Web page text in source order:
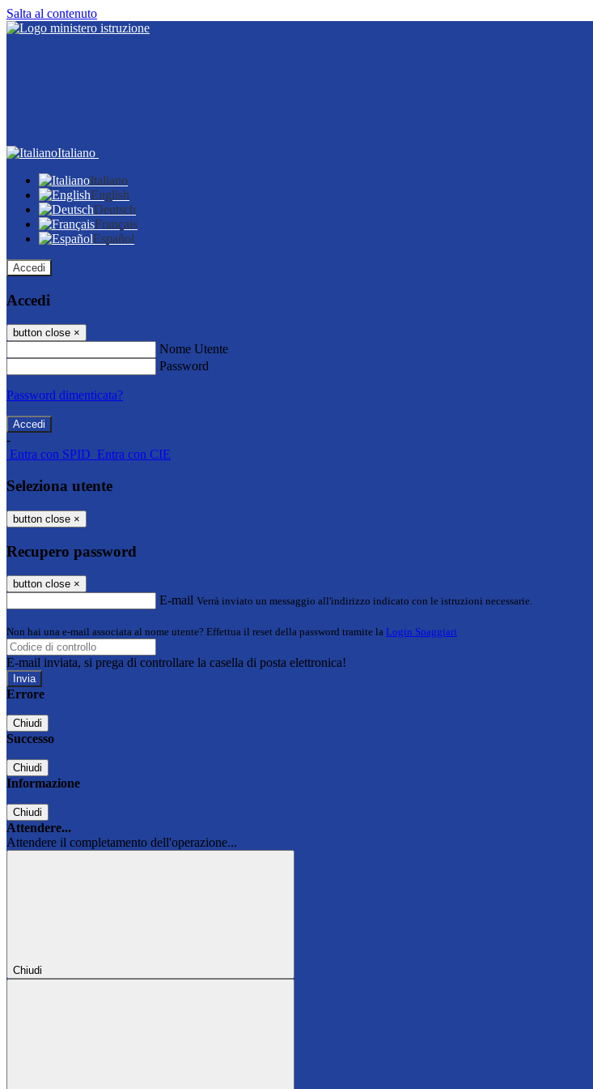
Salta al contenuto
Italiano
Italiano
English
Deutsch
Français
Español
Accedi
Accedi
button close ×
Nome Utente
Password
Password dimenticata?
-
Entra con SPID Entra con CIE
Seleziona utente
button close ×
Recupero password
button close ×
E-mail Verrà inviato un messaggio all'indirizzo indicato con le istruzioni necessarie.
Non hai una e-mail associata al nome utente? Effettua il reset della password tramite la Login Spaggiari
E-mail inviata, si prega di controllare la casella di posta elettronica!
Errore
Chiudi
Successo
Chiudi
Informazione
Chiudi
Attendere...
Attendere il completamento dell'operazione...
Chiudi